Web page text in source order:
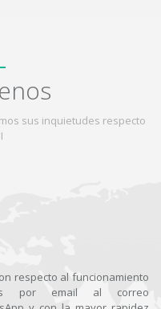
sus inquietudes respecto
respecto al funcionamiento
por email al correo